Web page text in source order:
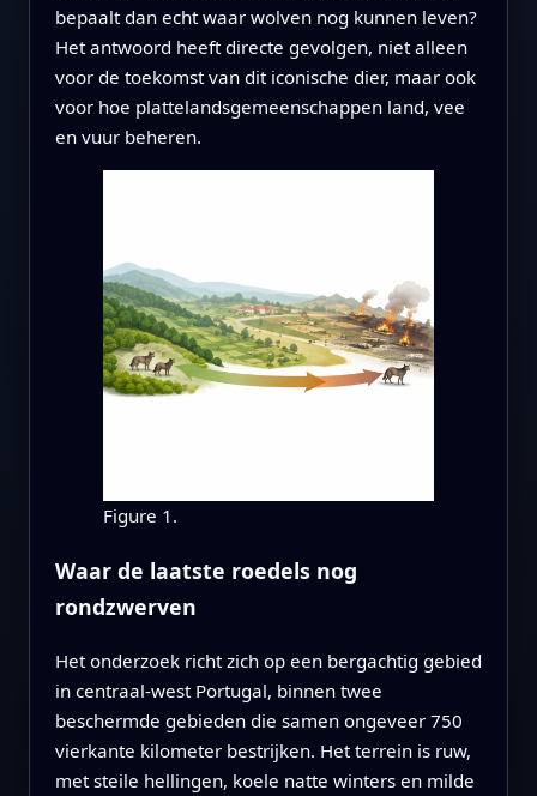
bepaalt dan echt waar wolven nog kunnen leven?
Het antwoord heeft directe gevolgen, niet alleen
voor de toekomst van dit iconische dier, maar ook
voor hoe plattelandsgemeenschappen land, vee
en vuur beheren.
Figure 1.
Waar de laatste roedels nog
rondzwerven
Het onderzoek richt zich op een bergachtig gebied
in centraal‑west Portugal, binnen twee
beschermde gebieden die samen ongeveer 750
vierkante kilometer bestrijken. Het terrein is ruw,
met steile hellingen, koele natte winters en milde